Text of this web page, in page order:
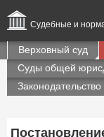
Судебные и
Верховный суд
Суды общей
Законодательство